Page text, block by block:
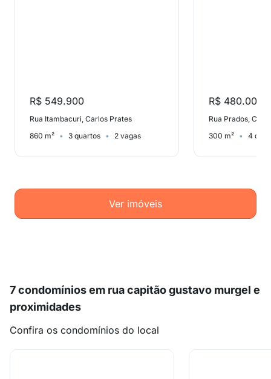
R$ 549.900
Rua Itambacuri, Carlos Prates
860 m²
3 quartos 2 vagas
R$ 480.000
Rua Prados,
300 m²
4
Ver imóveis
7 condomínios em rua capitão gustavo murgel e
proximidades
Confira os condomínios do local